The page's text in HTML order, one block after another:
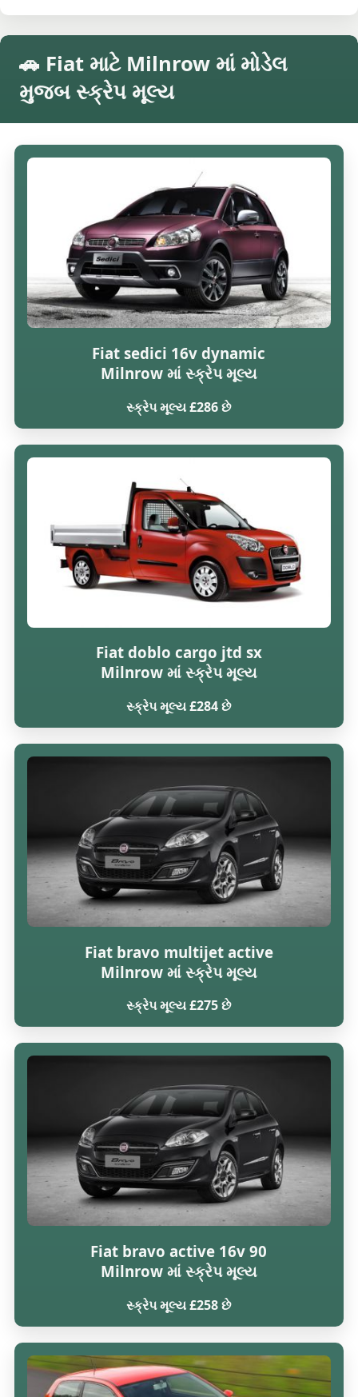
🚗 Fiat માટે Milnrow માં મોડેલ
મુજબ સ્ક્રેપ મૂલ્ય
Fiat sedici 16v dynamic
Milnrow માં સ્ક્રેપ મૂલ્ય
સ્ક્રેપ મૂલ્ય £286 છે
Fiat doblo cargo jtd sx
Milnrow માં સ્ક્રેપ મૂલ્ય
સ્ક્રેપ મૂલ્ય £284 છે
Fiat bravo multijet active
Milnrow માં સ્ક્રેપ મૂલ્ય
સ્ક્રેપ મૂલ્ય £275 છે
Fiat bravo active 16v 90
Milnrow માં સ્ક્રેપ મૂલ્ય
સ્ક્રેપ મૂલ્ય £258 છે